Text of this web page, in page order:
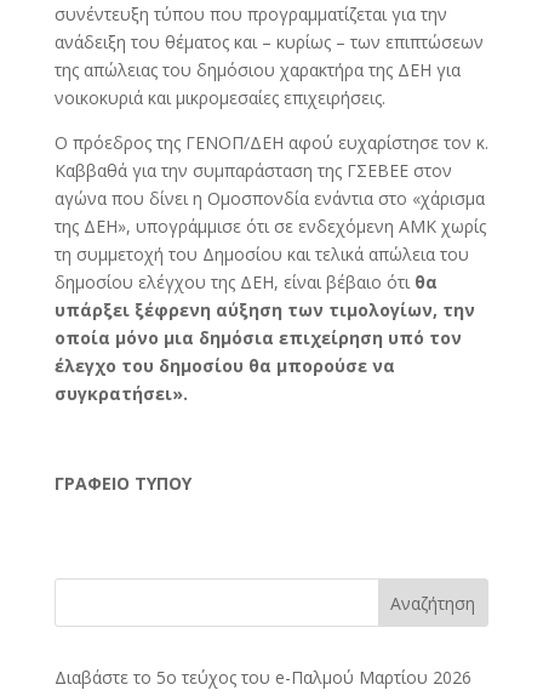
συνέντευξη τύπου που προγραμματίζεται για την
ανάδειξη του θέματος και – κυρίως – των επιπτώσεων
της απώλειας του δημόσιου χαρακτήρα της ΔΕΗ για
νοικοκυριά και μικρομεσαίες επιχειρήσεις.
Ο πρόεδρος της ΓΕΝΟΠ/ΔΕΗ αφού ευχαρίστησε τον κ.
Καββαθά για την συμπαράσταση της ΓΣΕΒΕΕ στον
αγώνα που δίνει η Ομοσπονδία ενάντια στο «χάρισμα
της ΔΕΗ», υπογράμμισε ότι σε ενδεχόμενη ΑΜΚ χωρίς
τη συμμετοχή του Δημοσίου και τελικά απώλεια του
δημοσίου ελέγχου της ΔΕΗ, είναι βέβαιο ότι θα
υπάρξει ξέφρενη αύξηση των τιμολογίων, την
οποία μόνο μια δημόσια επιχείρηση υπό τον
έλεγχο του δημοσίου θα μπορούσε να
συγκρατήσει».
ΓΡΑΦΕΙΟ ΤΥΠΟΥ
Αναζήτηση
Διαβάστε το 5ο τεύχος του e-Παλμού Μαρτίου 2026